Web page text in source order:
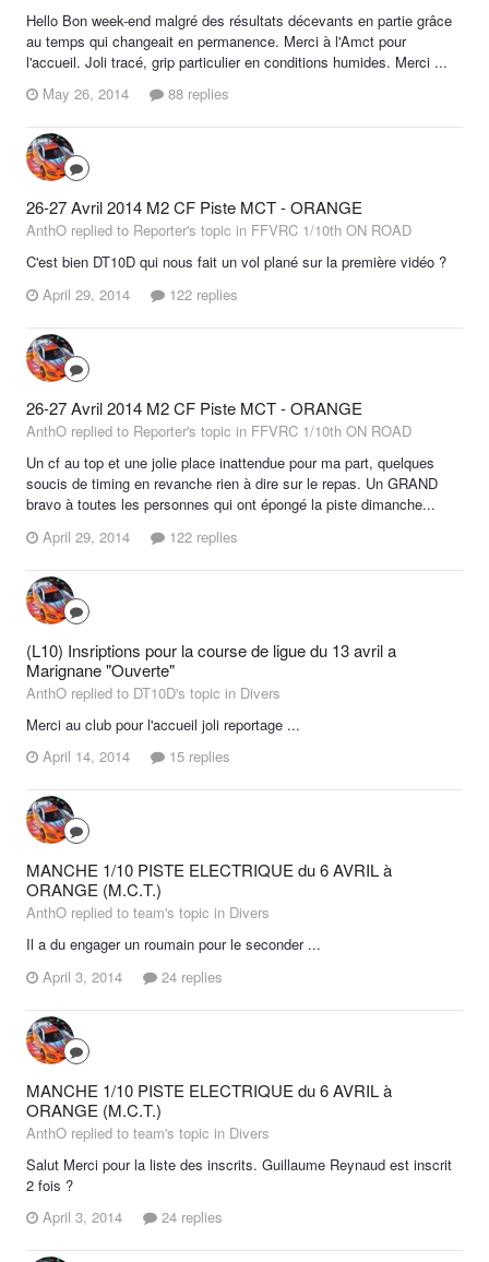
Hello Bon week-end malgré des résultats décevants en partie grâce
au temps qui changeait en permanence. Merci à l'Amct pour
l'accueil. Joli tracé, grip particulier en conditions humides. Merci ...
May 26, 2014
88 replies
26-27 Avril 2014 M2 CF Piste MCT - ORANGE
AnthO replied to Reporter's topic in FFVRC 1/10th ON ROAD
C'est bien DT10D qui nous fait un vol plané sur la première vidéo ?
April 29, 2014
122 replies
26-27 Avril 2014 M2 CF Piste MCT - ORANGE
AnthO replied to Reporter's topic in FFVRC 1/10th ON ROAD
Un cf au top et une jolie place inattendue pour ma part, quelques
soucis de timing en revanche rien à dire sur le repas. Un GRAND
bravo à toutes les personnes qui ont épongé la piste dimanche...
April 29, 2014
122 replies
(L10) Insriptions pour la course de ligue du 13 avril a
Marignane "Ouverte"
AnthO replied to DT10D's topic in Divers
Merci au club pour l'accueil joli reportage ...
April 14, 2014
15 replies
MANCHE 1/10 PISTE ELECTRIQUE du 6 AVRIL à
ORANGE (M.C.T.)
AnthO replied to team's topic in Divers
Il a du engager un roumain pour le seconder ...
April 3, 2014
24 replies
MANCHE 1/10 PISTE ELECTRIQUE du 6 AVRIL à
ORANGE (M.C.T.)
AnthO replied to team's topic in Divers
Salut Merci pour la liste des inscrits. Guillaume Reynaud est inscrit
2 fois ?
April 3, 2014
24 replies